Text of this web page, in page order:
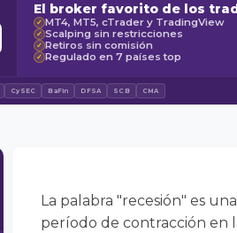
El broker favorito de los
✓ MT4, MT5, cTrader y TradingView
✓ Scalping sin restricciones
✓ Retiros sin comisión
✓ Regulado en 7 países top
CySEC BaFin DFSA SCB CMA
La palabra "recesión" es
período de contracción en